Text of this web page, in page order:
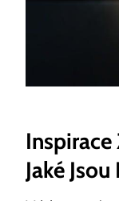
Inspirace
Jaké